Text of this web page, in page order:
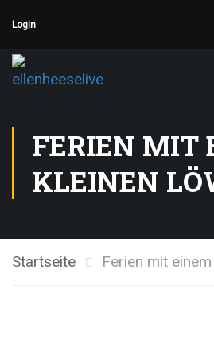
Login
FERIEN MIT
KLEINEN
Startseite Ferien mit